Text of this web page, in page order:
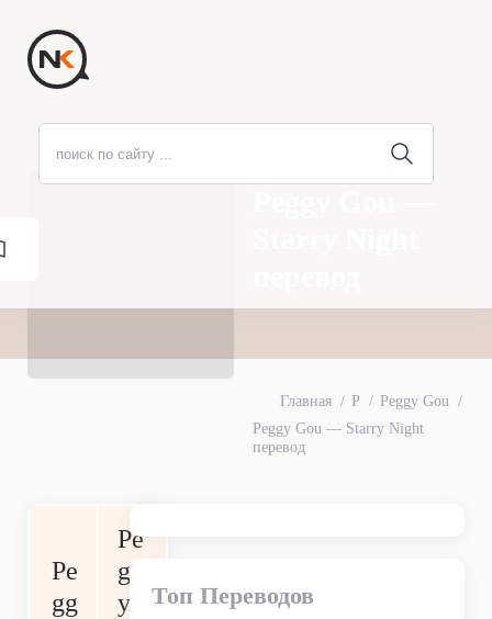
Главная P
Peggy Gou
Peggy Gou — Starry Night
перевод
Pe
gg
Pe
gg
y
Топ Переводов